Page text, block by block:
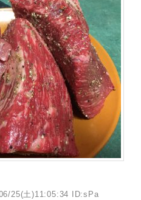
25(土)11:05:34 ID:sPa